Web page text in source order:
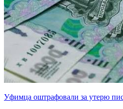
Уфимца оштрафовали за утерю